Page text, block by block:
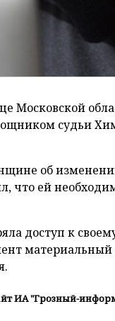
Московской
судьи
об
что ей
доступ к
ИА "Грозный-